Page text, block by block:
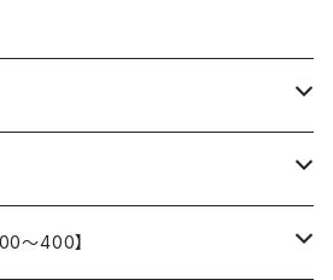
～400】